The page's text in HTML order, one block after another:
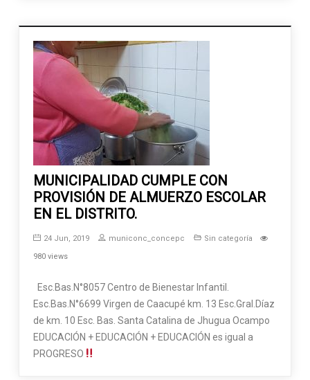
MUNICIPALIDAD CUMPLE CON
PROVISIÓN DE ALMUERZO ESCOLAR
EN EL DISTRITO.
24 Jun, 2019 municonc_concepc
Sin categoría
980 views
Esc.Bas.N°8057 Centro de Bienestar Infantil.
Esc.Bas.N°6699 Virgen de Caacupé km. 13 Esc.Gral.Díaz
de km. 10 Esc. Bas. Santa Catalina de Jhugua Ocampo
EDUCACIÓN + EDUCACIÓN + EDUCACIÓN es igual a
PROGRESO